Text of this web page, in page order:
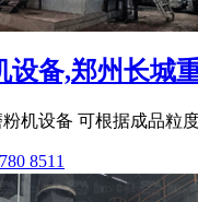
设备,郑州长城
机设备 可根据成品粒
8511